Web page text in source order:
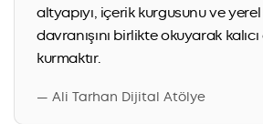
altyapıyı, içerik kurgusunu ve
davranışını birlikte okuyarak
kurmaktır.
— Ali Tarhan Dijital Atölye